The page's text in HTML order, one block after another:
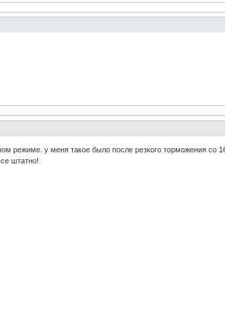
режиме. у меня такое было после резкого торможения
штатно!